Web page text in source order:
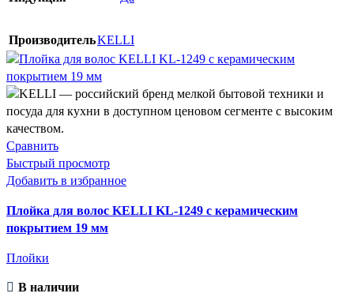
ПроизводительKELLI
Сравнить
Быстрый просмотр
Добавить в избранное
Плойка для волос KELLI KL-1249 с керамическим
покрытием 19 мм
Плойки
В наличии